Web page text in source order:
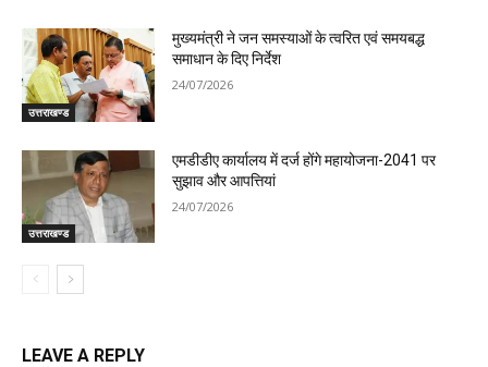
उत्तराखण्ड
मुख्यमंत्री ने जन समस्याओं के त्वरित एवं समयबद्ध
समाधान के दिए निर्देश
24/07/2026
उत्तराखण्ड
एमडीडीए कार्यालय में दर्ज होंगे महायोजना-2041 पर
सुझाव और आपत्तियां
24/07/2026
LEAVE A REPLY